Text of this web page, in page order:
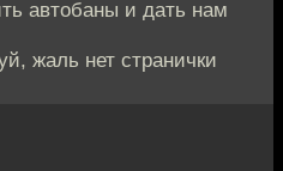
автобаны и дать нам
жаль нет странички